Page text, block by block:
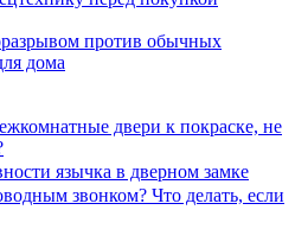
против обычных
дома
двери к покраске, не
язычка в дверном замке
звонком? Что делать, если